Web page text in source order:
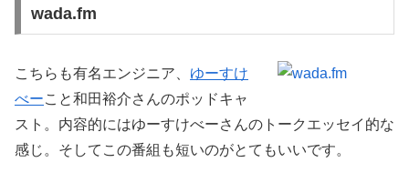
wada.fm
こちらも有名エンジニア、 ゆーすけ
べーこと和田裕介さんのポッドキャ
スト。内容的にはゆーすけべーさんのトークエッセイ的な
感じ。そしてこの番組も短いのがとてもいいです。